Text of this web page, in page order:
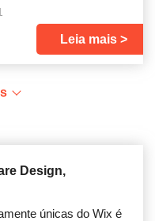
Leia mais
Design,
únicas do Wix é